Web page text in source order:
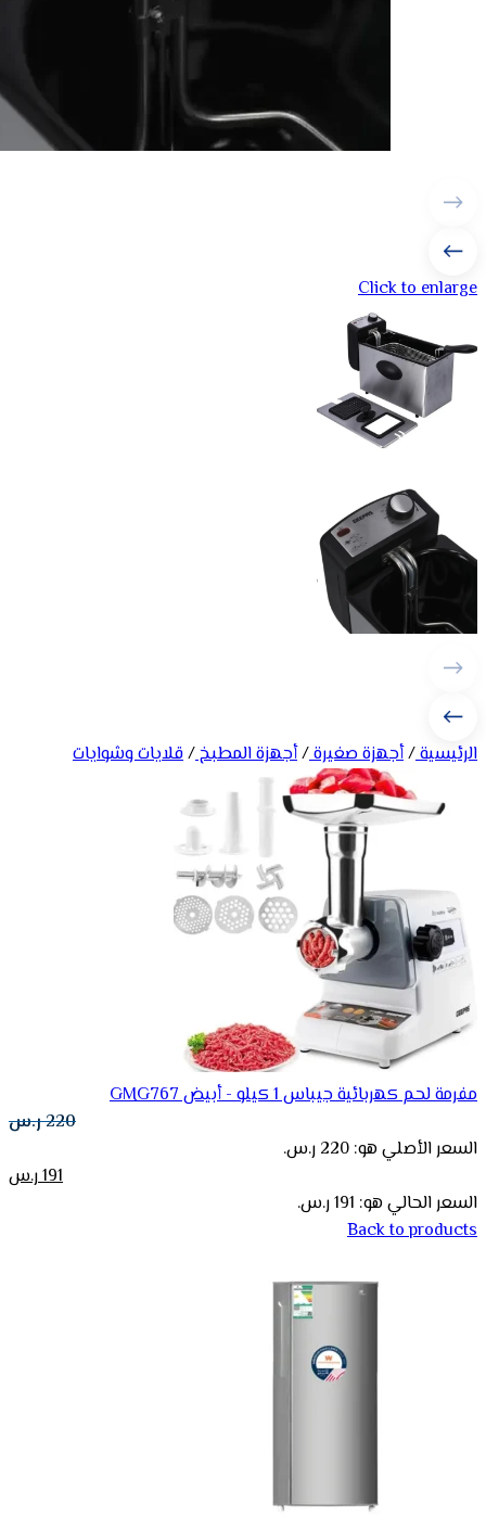
Click to enlarge
الرئيسية/أجهزة صغيرة/أجهزة المطبخ/قلايات وشوايات
مفرمة لحم كهربائية جيباس 1 كيلو - أبيض GMG767
220ر.س
السعر الأصلي هو: 220 ر.س.
191ر.س
السعر الحالي هو: 191 ر.س.
Back to products